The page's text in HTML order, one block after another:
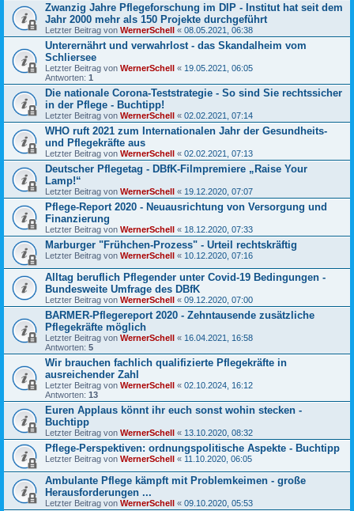
Zwanzig Jahre Pflegeforschung im DIP - Institut hat seit dem
Jahr 2000 mehr als 150 Projekte durchgeführt
Letzter Beitrag von WernerSchell « 08.05.2021, 06:38
Unterernährt und verwahrlost - das Skandalheim vom
Schliersee
Letzter Beitrag von WernerSchell « 19.05.2021, 06:05
Antworten: 1
Die nationale Corona-Teststrategie - So sind Sie rechtssicher
in der Pflege - Buchtipp!
Letzter Beitrag von WernerSchell « 02.02.2021, 07:14
WHO ruft 2021 zum Internationalen Jahr der Gesundheits-
und Pflegekräfte aus
Letzter Beitrag von WernerSchell « 02.02.2021, 07:13
Deutscher Pflegetag - DBfK-Filmpremiere „Raise Your
Lamp!“
Letzter Beitrag von WernerSchell « 19.12.2020, 07:07
Pflege-Report 2020 - Neuausrichtung von Versorgung und
Finanzierung
Letzter Beitrag von WernerSchell « 18.12.2020, 07:33
Marburger "Frühchen-Prozess" - Urteil rechtskräftig
Letzter Beitrag von WernerSchell « 10.12.2020, 07:16
Alltag beruflich Pflegender unter Covid-19 Bedingungen -
Bundesweite Umfrage des DBfK
Letzter Beitrag von WernerSchell « 09.12.2020, 07:00
BARMER-Pflegereport 2020 - Zehntausende zusätzliche
Pflegekräfte möglich
Letzter Beitrag von WernerSchell « 16.04.2021, 16:58
Antworten: 5
Wir brauchen fachlich qualifizierte Pflegekräfte in
ausreichender Zahl
Letzter Beitrag von WernerSchell « 02.10.2024, 16:12
Antworten: 13
Euren Applaus könnt ihr euch sonst wohin stecken -
Buchtipp
Letzter Beitrag von WernerSchell « 13.10.2020, 08:32
Pflege-Perspektiven: ordnungspolitische Aspekte - Buchtipp
Letzter Beitrag von WernerSchell « 11.10.2020, 06:05
Ambulante Pflege kämpft mit Problemkeimen - große
Herausforderungen ...
Letzter Beitrag von WernerSchell « 09.10.2020, 05:53